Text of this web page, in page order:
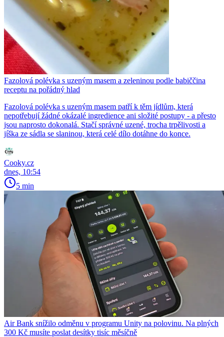
Fazolová polévka s uzeným masem a zeleninou podle babiččina
receptu na pořádný hlad
Fazolová polévka s uzeným masem patří k těm jídlům, která
nepotřebují žádné okázalé ingredience ani složité postupy - a přesto
jsou naprosto dokonalá. Stačí správné uzené, trocha trpělivosti a
jíška ze sádla se slaninou, která celé dílo dotáhne do konce.
Cooky.cz
dnes, 10:54
5 min
Air Bank snížilo odměnu v programu Unity na polovinu. Na plných
300 Kč musíte poslat desítky tisíc měsíčně